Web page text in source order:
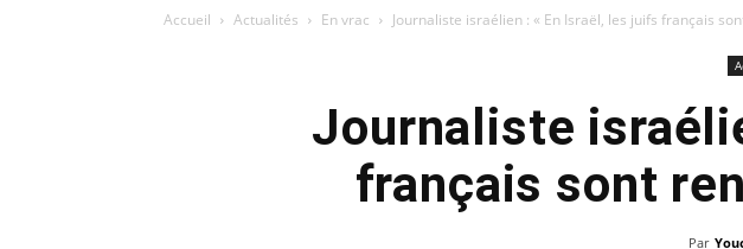
Accueil Actualités En vrac Journaliste israélien : « En Israël, les juifs français
Journaliste
français sont
Par